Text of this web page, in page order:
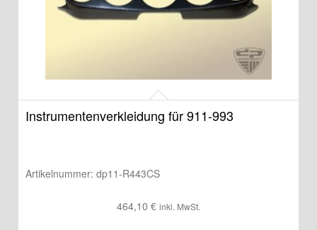
Instrumentenverkleidung für 911-993
Artikelnummer: dp11-R443CS
464,10 € inkl. MwSt.